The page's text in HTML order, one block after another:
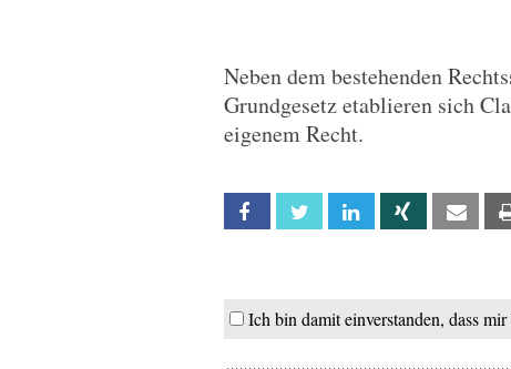
Neben dem bestehenden
Grundgesetz etablieren sich
eigenem Recht.
Facebook Twitter Linkedin Xing Email
Ich bin damit einverstanden, dass